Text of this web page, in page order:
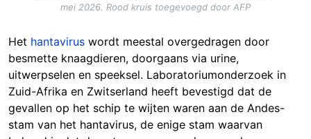
mei 2026. Rood kruis toegevoegd door AFP
Het hantavirus wordt meestal overgedragen door
besmette knaagdieren, doorgaans via urine,
uitwerpselen en speeksel. Laboratoriumonderzoek in
Zuid-Afrika en Zwitserland heeft bevestigd dat de
gevallen op het schip te wijten waren aan de Andes-
stam van het hantavirus, de enige stam waarvan